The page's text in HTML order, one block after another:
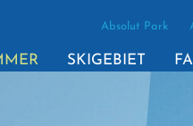
Absolut Park
SKIGEBIET